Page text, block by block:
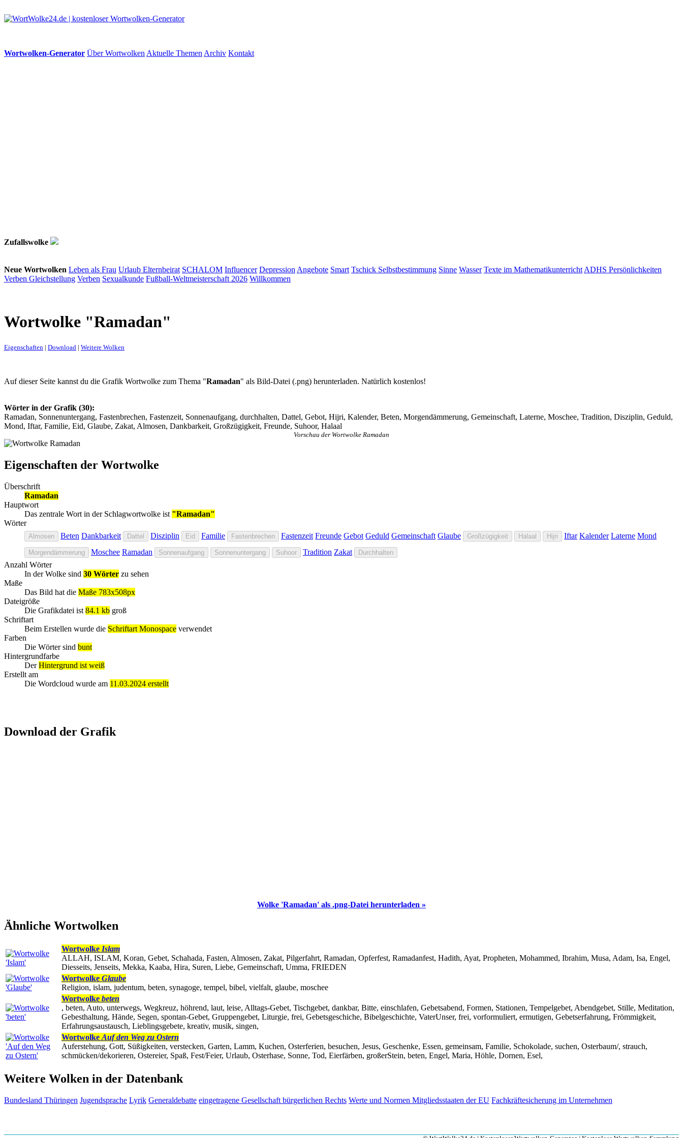
Wortwolken-Generator Über Wortwolken Aktuelle Themen Archiv Kontakt
Zufallswolke
Neue Wortwolken Leben als Frau Urlaub Elternbeirat SCHALOM Influencer Depression Angebote Smart Tschick Selbstbestimmung Sinne Wasser Texte im Mathematikunterricht ADHS Persönlichkeiten
Verben Gleichstellung Verben Sexualkunde Fußball-Weltmeisterschaft 2026 Willkommen
Wortwolke "Ramadan"
Eigenschaften | Download | Weitere Wolken
Auf dieser Seite kannst du die Grafik Wortwolke zum Thema "Ramadan" als Bild-Datei (.png) herunterladen. Natürlich kostenlos!
Wörter in der Grafik (30):
Ramadan, Sonnenuntergang, Fastenbrechen, Fastenzeit, Sonnenaufgang, durchhalten, Dattel, Gebot, Hijri, Kalender, Beten, Morgendämmerung, Gemeinschaft, Laterne, Moschee, Tradition, Disziplin, Geduld,
Mond, Iftar, Familie, Eid, Glaube, Zakat, Almosen, Dankbarkeit, Großzügigkeit, Freunde, Suhoor, Halaal
Vorschau der Wortwolke Ramadan
Eigenschaften der Wortwolke
Überschrift
Ramadan
Hauptwort
Das zentrale Wort in der Schlagwortwolke ist "Ramadan"
Wörter
Almosen Beten Dankbarkeit Dattel Disziplin Eid Familie Fastenbrechen Fastenzeit Freunde Gebot Geduld Gemeinschaft Glaube Großzügigkeit Halaal Hijri Iftar Kalender Laterne Mond
Morgendämmerung Moschee Ramadan Sonnenaufgang Sonnenuntergang Suhoor Tradition Zakat Durchhalten
Anzahl Wörter
In der Wolke sind 30 Wörter zu sehen
Maße
Das Bild hat die Maße 783x508px
Dateigröße
Die Grafikdatei ist 84.1 kb groß
Schriftart
Beim Erstellen wurde die Schriftart Monospace verwendet
Farben
Die Wörter sind bunt
Hintergrundfarbe
DerHintergrund ist weiß
Erstellt am
Die Wordcloud wurde am 11.03.2024 erstellt
Download der Grafik
Wolke 'Ramadan' als .png-Datei herunterladen »
Ähnliche Wortwolken
Wortwolke Islam
ALLAH, ISLAM, Koran, Gebet, Schahada, Fasten, Almosen, Zakat, Pilgerfahrt, Ramadan, Opferfest, Ramadanfest, Hadith, Ayat, Propheten, Mohammed, Ibrahim, Musa, Adam, Isa, Engel,
Diesseits, Jenseits, Mekka, Kaaba, Hira, Suren, Liebe, Gemeinschaft, Umma, FRIEDEN
Wortwolke Glaube
Religion, islam, judentum, beten, synagoge, tempel, bibel, vielfalt, glaube, moschee
Wortwolke beten
, beten, Auto, unterwegs, Wegkreuz, höhrend, laut, leise, Alltags-Gebet, Tischgebet, dankbar, Bitte, einschlafen, Gebetsabend, Formen, Stationen, Tempelgebet, Abendgebet, Stille, Meditation,
Gebesthaltung, Hände, Segen, spontan-Gebet, Gruppengebet, Liturgie, frei, Gebetsgeschiche, Bibelgeschichte, VaterUnser, frei, vorformuliert, ermutigen, Gebetserfahrung, Frömmigkeit,
Erfahrungsaustausch, Lieblingsgebete, kreativ, musik, singen,
Wortwolke Auf den Weg zu Ostern
Auferstehung, Gott, Süßigkeiten, verstecken, Garten, Lamm, Kuchen, Osterferien, besuchen, Jesus, Geschenke, Essen, gemeinsam, Familie, Schokolade, suchen, Osterbaum/, strauch,
schmücken/dekorieren, Ostereier, Spaß, Fest/Feier, Urlaub, Osterhase, Sonne, Tod, Eierfärben, großerStein, beten, Engel, Maria, Höhle, Dornen, Esel,
Weitere Wolken in der Datenbank
Bundesland Thüringen Jugendsprache Lyrik Generaldebatte eingetragene Gesellschaft bürgerlichen Rechts Werte und Normen Mitgliedsstaaten der EU Fachkräftesicherung im Unternehmen